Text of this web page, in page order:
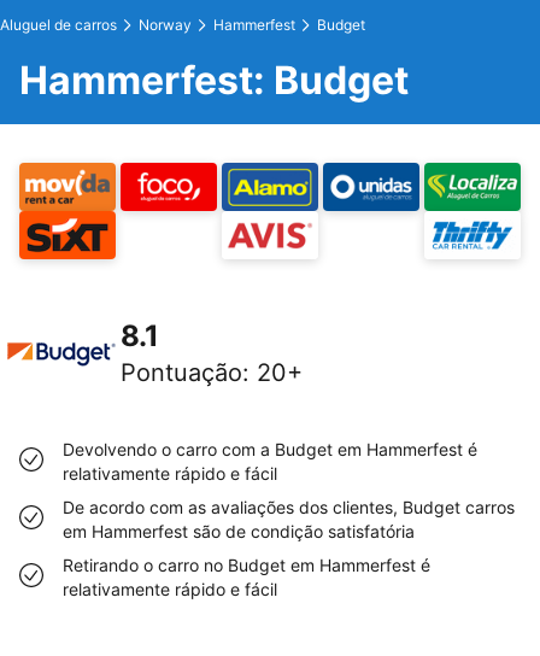
Aluguel de carros Norway Hammerfest Budget
Hammerfest: Budget
8.1
Pontuação: 20+
Devolvendo o carro com a Budget em Hammerfest é
relativamente rápido e fácil
De acordo com as avaliações dos clientes, Budget carros
em Hammerfest são de condição satisfatória
Retirando o carro no Budget em Hammerfest é
relativamente rápido e fácil